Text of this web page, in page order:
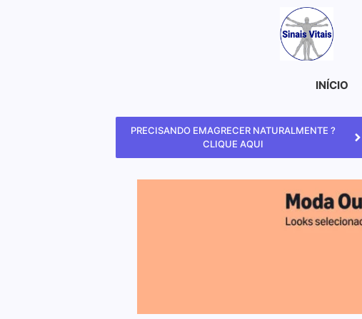
INÍCIO
PRECISANDO EMAGRECER NATURALMENTE ?
CLIQUE AQUI